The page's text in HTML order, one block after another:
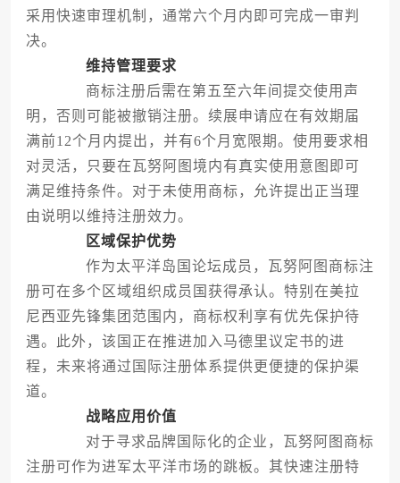
采用快速审理机制，通常六个月内即可完成一审判
决。
维持管理要求
商标注册后需在第五至六年间提交使用声
明，否则可能被撤销注册。续展申请应在有效期届
满前12个月内提出，并有6个月宽限期。使用要求相
对灵活，只要在瓦努阿图境内有真实使用意图即可
满足维持条件。对于未使用商标，允许提出正当理
由说明以维持注册效力。
区域保护优势
作为太平洋岛国论坛成员，瓦努阿图商标注
册可在多个区域组织成员国获得承认。特别在美拉
尼西亚先锋集团范围内，商标权利享有优先保护待
遇。此外，该国正在推进加入马德里议定书的进
程，未来将通过国际注册体系提供更便捷的保护渠
道。
战略应用价值
对于寻求品牌国际化的企业，瓦努阿图商标
注册可作为进军太平洋市场的跳板。其快速注册特